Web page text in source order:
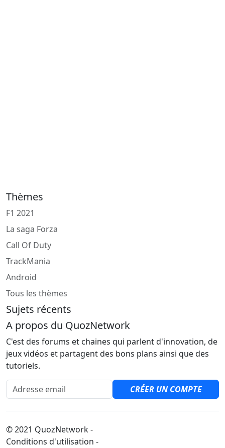
Thèmes
F1 2021
La saga Forza
Call Of Duty
TrackMania
Android
Tous les thèmes
Sujets récents
A propos du QuozNetwork
C'est des forums et chaines qui parlent d'innovation, de
jeux vidéos et partagent des bons plans ainsi que des
tutoriels.
Adresse email
CRÉER UN COMPTE
© 2021 QuozNetwork -
Conditions d'utilisation -